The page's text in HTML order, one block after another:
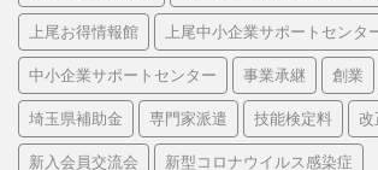
上尾お得情報館 上尾中小企業サポートセンタ
中小企業サポートセンター 事業承継 創業
埼玉県補助金 専門家派遣 技能検定料 改
新入会員交流会 新型コロナウイルス感染症